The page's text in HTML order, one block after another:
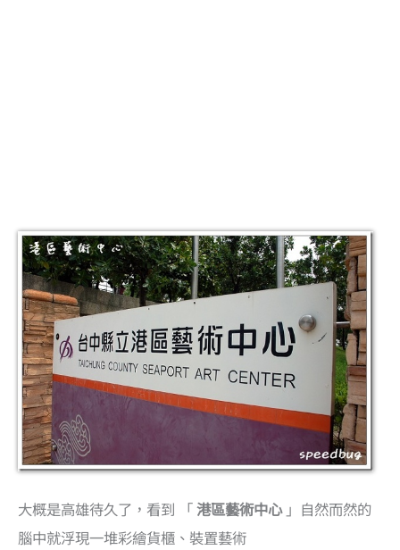
大概是高雄待久了，看到 「港區藝術中心」自然而然的
腦中就浮現一堆彩繪貨櫃、裝置藝術